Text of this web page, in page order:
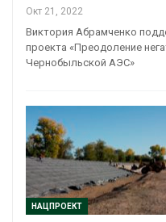
Окт 21, 2022
Виктория Абрамченко
проекта «Преодоление
Чернобыльской АЭС»
НАЦПРОЕКТ